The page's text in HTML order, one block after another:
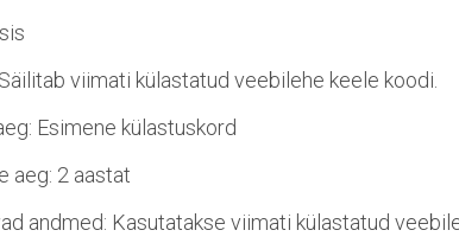
viimati külastatud veebilehe keele koodi.
Esimene külastuskord
aeg: 2 aastat
andmed: Kasutatakse viimati külastatud